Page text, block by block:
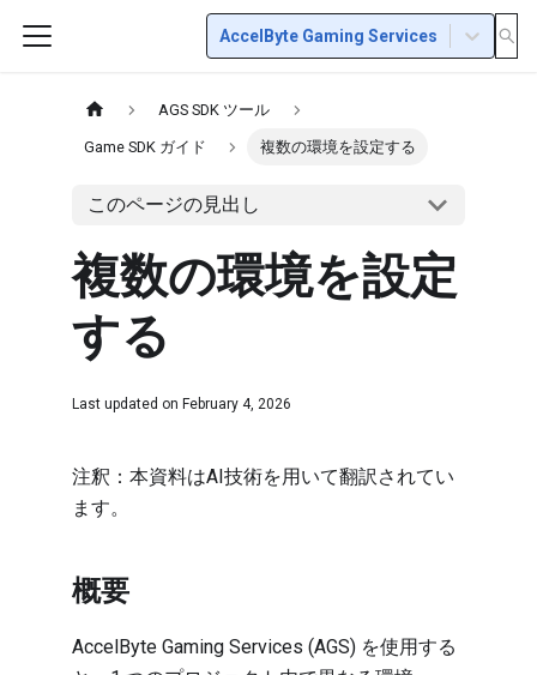
AccelByte Gaming Services
AGS SDK ツール
Game SDK ガイド 複数の環境を設定する
このページの見出し
複数の環境を設定
する
Last updated on February 4, 2026
注釈：本資料はAI技術を用いて翻訳されてい
ます。
概要
AccelByte Gaming Services (AGS) を使用する